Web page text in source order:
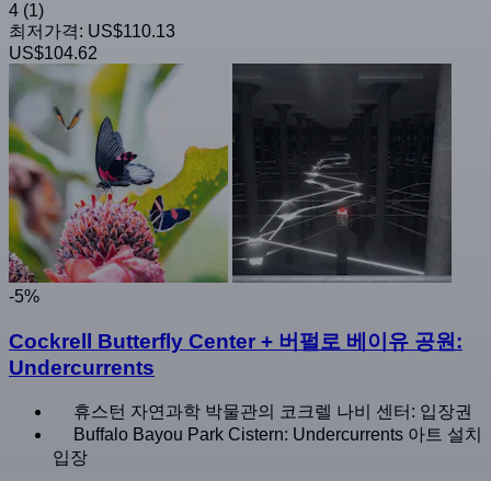
4 (1)
최저가격: US$110.13
US$104.62
-5%
Cockrell Butterfly Center + 버펄로 베이유 공원:
Undercurrents
휴스턴 자연과학 박물관의 코크렐 나비 센터: 입장권
Buffalo Bayou Park Cistern: Undercurrents 아트 설치
입장